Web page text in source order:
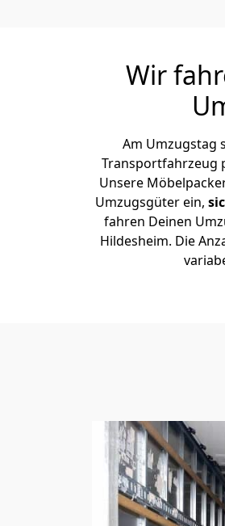
Wir
Am Umzugstag
Transportfahrzeug
Unsere
Umzugsgüter ein,
fahren Deinen
Hildesheim. Die